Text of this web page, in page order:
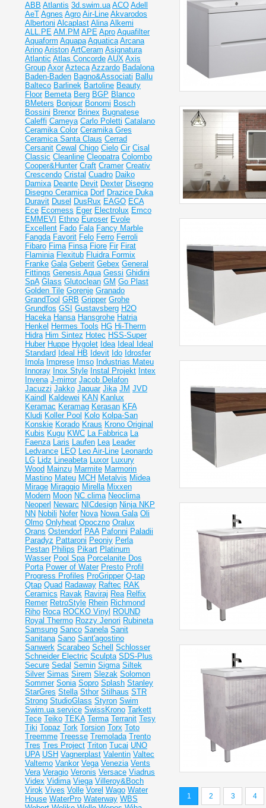
1 2 3 4
ABB Atlantis 3d.swim.ua ACO Adell
AeT Agnes Agro Air-Line Akvarodos
Albertoni Alcaplast Alina Alkemi
ALL.PE AM.PM APE Apro Aquafilter
Aquaform Aquapa Aquatica Arcana
Arino Ariston ArtCeram Asignatura
Atlantic Atlas Concorde AUX Axis
Group Axor Azteca Azzardo Badalona
Baden-Baden Bagno&Associati Ballu
Balteco Barlinek Bartoline Beauty
Floor Bemeta Berg BGP Blanco
BMeters Bonjour Bonomi Bosch
Bossini Brenor Brinex Bugnatese
Caleffi Cameya Carlo Poletti Catalano
Ceramika Color Ceramika Gres
Ceramiсa Santa Claus Cerrad
Cersanit Cewal Chigo Cielo Cir Cisal
Classic Cleanline Cleopatra Colombo
Cooper&Hunter Craft Cramer Creativ
Crescendo Cristal Cuadro Daiko
Damixa Deante Devit Dexter Disegno
Disegno Ceramica Dorf Drazice Duka
Duravit Dusel DusRux EAGO ECA
Ece Ecomess Eger Electrolux Emco
EMMEVI
Ethno Euroser Evole
Excellent Fado Fala Fancy Marble
Fangda Favorit Felo Ferro Ferroli
Fibaro Fima Finsa Fiore Fir Firat
Flaminia Flexitub Fluidra Formix
Franke Gala Geberit Gebex General
Fittings Genesis Aqua Gessi Ghidini
SpA Glass Glutoclean GM Go Plast
Golden Tile Gorenje Granado
GrandTool GRB Gripper Grohe
Grundfos GSI Gustavsberg H2O
Haceka Hansa Hansgrohe Hatria
Henkel Hermes Tools HG Hi-Therm
Hidra Him Sintez Hotec HSS-Super
Huber Huppe Hygolet Idea Ideal
Ideal
Standard Ideal НВ Idevit Ido Idrosfer
Imola Imprese Imso Industrias Mateu
Innoray Inox Style Instal Projekt Intex
Invena J-mirror Jacob Delafon
Jacuzzi Jakko Jaquar Jika JM JVD
Kaindl
Kaldewei KAN Kanlux
Keramac Keramag Kerasan KFA
Kludi Koller Pool Kolo Kolpa-San
Konskie Korado Kraus Krono Original
Kubis Kugu KWC La Fabbrica La
Faenza Laris Laufen Lea Leader
Ledvance LEO Leo Air-Line Leonardo
LG Lidz Lineabeta Luxor Luxury
Wood Mainzu Marmite Marmorin
Mastino Mateu MCH Metalvis Midea
Mirage Miraggio Mirella Mixxen
Modern Moon NC clima Neoclima
Neoperl Newarc NICdesign Ninja NKP
NN Nobili Nofer Nova Nowa Gala Oli
Olmo Onlyheat Opoczno Oralux
Orans Ostendorf PAA Pafonni Paladii
Paradyz Pattaroni Peoniy Perla
Pestan Philips Pikart Platinum
Wasser Pool Spa Porcelanite Dos
Porta Power of Water Presto Profil
Progress Profiles ProGripper Q-tap
Qtap Quad Radaway Raftec RAK
Ceramics Ravak Raviraj Rea Relfix
Remer RetroStyle Rhein Richmond
Riho Roca ROCKO Vinyl ROUND
Royal Thermo Rozzy Jenori Rubineta
Samsung Sanco Sanela Sanit
Sanitana Sano Sant'agostino
Sanwerk Scarabeo Schell
Schlosser
Schneider Electric Sculpta SDS-Plus
Secure Sedal Semin Sigma Siltek
Silver Simas Sirem Slezak Solomon
Sommer Sonia Sopro Splash Stanley
StarGres Stella Sthor Stilhaus STR
Strong StudioGlass Styron Swim
Swim.ua service SwissKrono Tarkett
Tece Teiko TEKA Terma Terranit Tesy
Tiki Topaz Tork Torsion Torx Toto
Treemme Treesse Tremolada Trento
Tres Tres Project Triton Tucai UNO
UPA USH Vagnerplast Valentin Valtec
Valtemo Vankor Vega Venezia Vents
Vera Veragio Veronis Versace Viadrus
Videx Vidima Viega Villeroy&Boch
Virok Vives Volle Vorel Wago Water
House WaterPro Waterway WBS